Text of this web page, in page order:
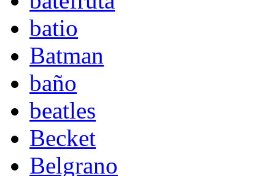
batio
Batman
baño
beatles
Becket
Belgrano